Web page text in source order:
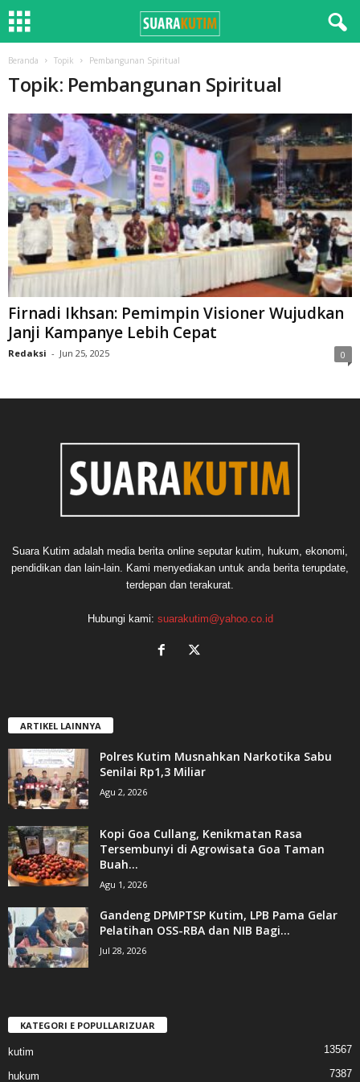
Beranda Topik Pembangunan Spiritual
Topik: Pembangunan Spiritual
Firnadi Ikhsan: Pemimpin Visioner Wujudkan
Janji Kampanye Lebih Cepat
Redaksi - Jun 25, 2025 0
Suara Kutim adalah media berita online seputar kutim, hukum, ekonomi,
pendidikan dan lain-lain. Kami menyediakan untuk anda berita terupdate,
terdepan dan terakurat.
Hubungi kami: suarakutim@yahoo.co.id
ARTIKEL LAINNYA
Polres Kutim Musnahkan Narkotika Sabu
Senilai Rp1,3 Miliar
Agu 2, 2026
Kopi Goa Cullang, Kenikmatan Rasa
Tersembunyi di Agrowisata Goa Taman
Buah...
Agu 1, 2026
Gandeng DPMPTSP Kutim, LPB Pama Gelar
Pelatihan OSS-RBA dan NIB Bagi...
Jul 28, 2026
KATEGORI E POPULLARIZUAR
kutim 13567
hukum 7387